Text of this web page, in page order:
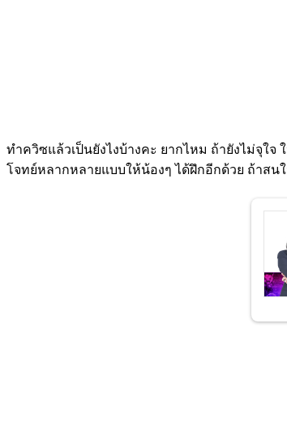
ทำควิซแล้วเป็นยังไงบ้างคะ ยากไหม ถ้ายังไม่จุใจ
โจทย์หลากหลายแบบให้น้องๆ ได้ฝึกอีกด้วย ถ้าสน